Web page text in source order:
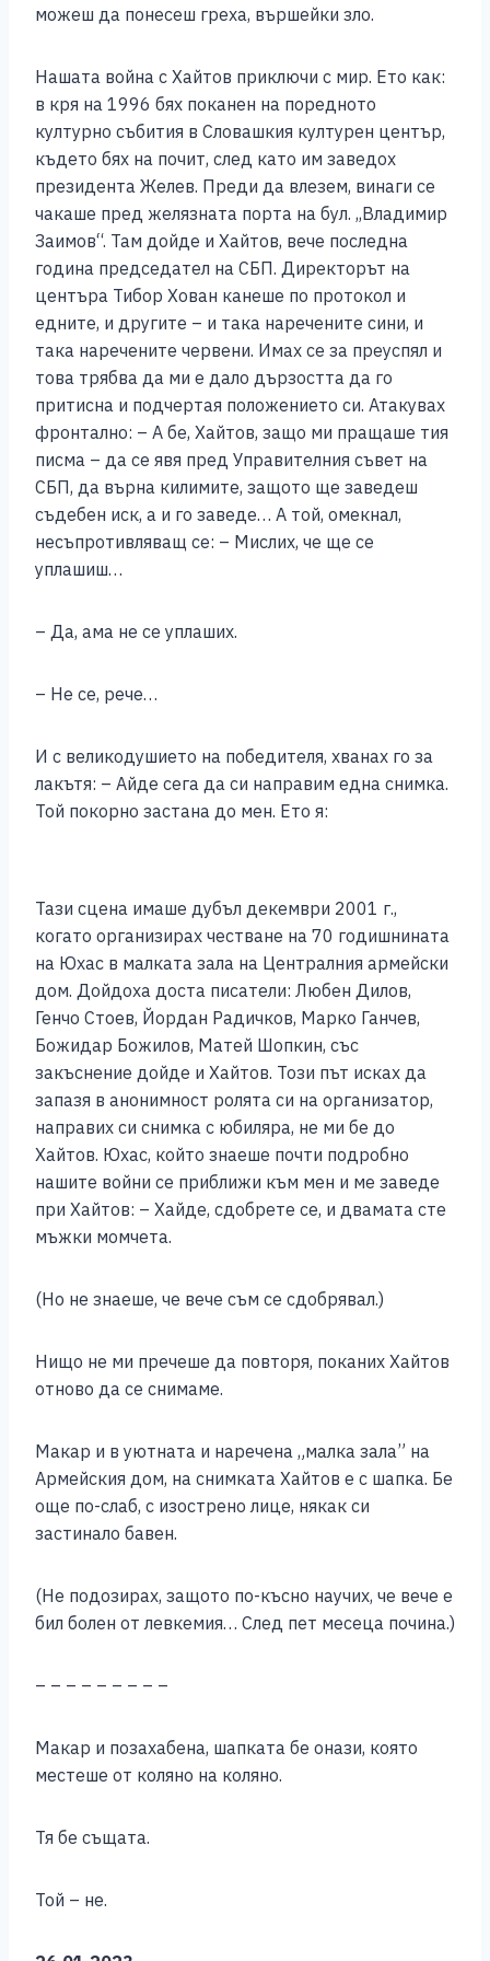
можеш да понесеш греха, вършейки зло.
Нашата война с Хайтов приключи с мир. Ето как:
в кря на 1996 бях поканен на поредното
културно събития в Словашкия културен център,
където бях на почит, след като им заведох
президента Желев. Преди да влезем, винаги се
чакаше пред желязната порта на бул. ,,Владимир
Заимов“. Там дойде и Хайтов, вече последна
година председател на СБП. Директорът на
центъра Тибор Хован канеше по протокол и
едните, и другите – и така наречените сини, и
така наречените червени. Имах се за преуспял и
това трябва да ми е дало дързостта да го
притисна и подчертая положението си. Атакувах
фронтално: – А бе, Хайтов, защо ми пращаше тия
писма – да се явя пред Управителния съвет на
СБП, да върна килимите, защото ще заведеш
съдебен иск, а и го заведе… А той, омекнал,
несъпротивляващ се: – Мислих, че ще се
уплашиш…
– Да, ама не се уплаших.
– Не се, рече…
И с великодушието на победителя, хванах го за
лакътя: – Айде сега да си направим една снимка.
Той покорно застана до мен. Ето я:
Тази сцена имаше дубъл декември 2001 г.,
когато организирах честване на 70 годишнината
на Юхас в малката зала на Централния армейски
дом. Дойдоха доста писатели: Любен Дилов,
Генчо Стоев, Йордан Радичков, Марко Ганчев,
Божидар Божилов, Матей Шопкин, със
закъснение дойде и Хайтов. Този път исках да
запазя в анонимност ролята си на организатор,
направих си снимка с юбиляра, не ми бе до
Хайтов. Юхас, който знаеше почти подробно
нашите войни се приближи към мен и ме заведе
при Хайтов: – Хайде, сдобрете се, и двамата сте
мъжки момчета.
(Но не знаеше, че вече съм се сдобрявал.)
Нищо не ми пречеше да повторя, поканих Хайтов
отново да се снимаме.
Макар и в уютната и наречена „малка зала” на
Армейския дом, на снимката Хайтов е с шапка. Бе
още по-слаб, с изострено лице, някак си
застинало бавен.
(Не подозирах, защото по-късно научих, че вече е
бил болен от левкемия… След пет месеца почина.)
– – – – – – – – –
Макар и позахабена, шапката бе онази, която
местеше от коляно на коляно.
Тя бе същата.
Той – не.